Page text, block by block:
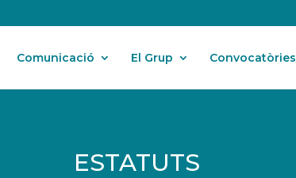
Comunicació El Grup Convocatòries
ESTATUTS